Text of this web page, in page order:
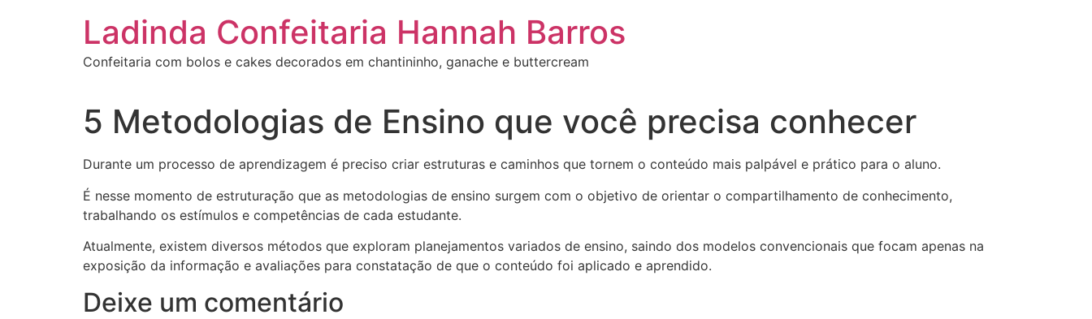
Ladinda Confeitaria Hannah Barros
Confeitaria com bolos e cakes decorados em chantininho, ganache e buttercream
5 Metodologias de Ensino que você precisa conhecer
Durante um processo de aprendizagem é preciso criar estruturas e caminhos que tornem o conteúdo mais palpável e prático para o aluno.
É nesse momento de estruturação que as metodologias de ensino surgem com o objetivo de orientar o compartilhamento de conhecimento,
trabalhando os estímulos e competências de cada estudante.
Atualmente, existem diversos métodos que exploram planejamentos variados de ensino, saindo dos modelos convencionais que focam apenas na
exposição da informação e avaliações para constatação de que o conteúdo foi aplicado e aprendido.
Deixe um comentário